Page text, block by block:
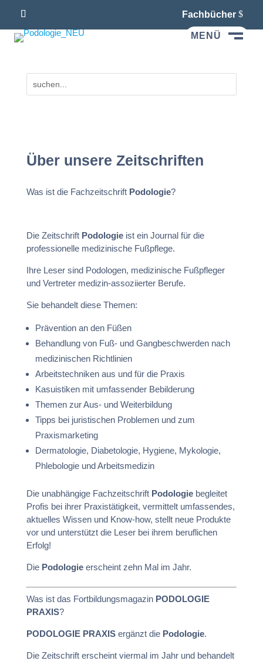
Fachbücher
MENÜ
Über unsere Zeitschriften
Was ist die Fachzeitschrift Podologie?
Die Zeitschrift Podologieist ein Journal für die
professionelle medizinische Fußpflege.
Ihre Leser sind Podologen, medizinische Fußpfleger
und Vertreter medizin-assoziierter Berufe.
Sie behandelt diese Themen:
Prävention an den Füßen
Behandlung von Fuß- und Gangbeschwerden nach
medizinischen Richtlinien
Arbeitstechniken aus und für die Praxis
Kasuistiken mit umfassender Bebilderung
Themen zur Aus- und Weiterbildung
Tipps bei juristischen Problemen und zum
Praxismarketing
Dermatologie, Diabetologie, Hygiene, Mykologie,
Phlebologie und Arbeitsmedizin
Die unabhängige Fachzeitschrift Podologiebegleitet
Profis bei ihrer Praxistätigkeit, vermittelt umfassendes,
aktuelles Wissen und Know-how, stellt neue Produkte
vor und unterstützt die Leser bei ihrem beruflichen
Erfolg!
Die Podologieerscheint zehn Mal im Jahr.
Was ist das Fortbildungsmagazin PODOLOGIE
PRAXIS?
PODOLOGIE PRAXISergänzt die Podologie.
Die Zeitschrift erscheint viermal im Jahr und behandelt